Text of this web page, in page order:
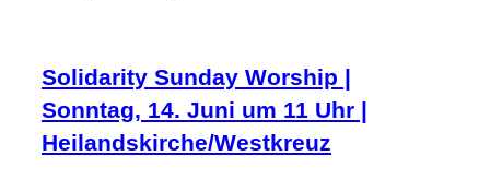
Solidarity Sunday Worship |
Sonntag, 14. Juni um 11 Uhr |
Heilandskirche/Westkreuz